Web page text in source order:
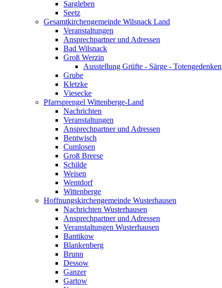
Sargleben
Seetz
Gesamtkirchengemeinde Wilsnack Land
Veranstaltungen
Ansprechpartner und Adressen
Bad Wilsnack
Groß Werzin
Ausstellung Grüfte - Särge - Totengedenken
Grube
Kletzke
Viesecke
Pfarrsprengel Wittenberge-Land
Nachrichten
Veranstaltungen
Ansprechpartner und Adressen
Bentwisch
Cumlosen
Groß Breese
Schilde
Weisen
Wentdorf
Wittenberge
Hoffnungskirchengemeinde Wusterhausen
Nachrichten Wusterhausen
Ansprechpartner und Adressen
Veranstaltungen Wusterhausen
Bantikow
Blankenberg
Brunn
Dessow
Ganzer
Gartow